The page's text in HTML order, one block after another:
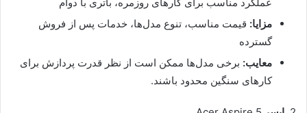
مزایا: قیمت مناسب، تنوع مدل‌ها، خدمات پس از فروش
گسترده
معایب: برخی مدل‌ها ممکن است از نظر قدرت پردازش برای
کارهای سنگین محدود باشند.